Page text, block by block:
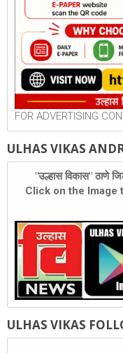
FOR ADVERTISING
ULHAS VIKAS
"उल्हास विकास" ठाणे
Click on the Image
ULHAS VIKAS